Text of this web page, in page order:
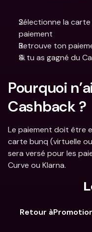
Sélectionne la
paiement
Retrouve ton
Si tu as gagné du
Pourquoi
Cashback ?
Le paiement doit être
carte bunq (virtuelle
sera versé pour les
Curve ou Klarna.
Retour